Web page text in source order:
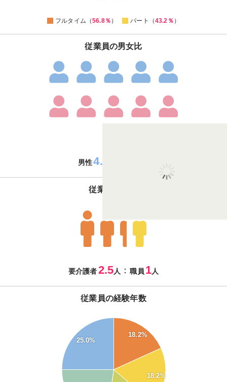
フルタイム（56.8％ ） パート（43.2％ ）
従業員の男女比
男性4.5
従業員の体制
要介護者2.5人 ：職員 1人
従業員の経験年数
18.2%
18.2%
25.0%